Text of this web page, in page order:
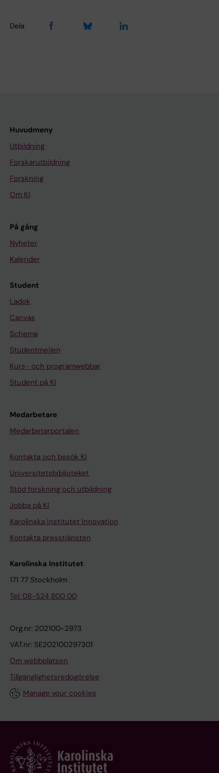
Dela
Huvudmeny
Utbildning
Forskarutbildning
Forskning
Om KI
På gång
Nyheter
Kalender
Student
Ladok
Canvas
Schema
Studentmejlen
Kurs- och programwebbar
Student på KI
Medarbetare
Medarbetarportalen
Kontakta och besök KI
Universitetsbiblioteket
Stöd forskning och utbildning
Jobba på KI
Karolinska Institutet Innovation
Kontakta presstjänsten
Karolinska Institutet
171 77 Stockholm
Tel: 08-524 800 00
Org.nr: 202100-2973
VAT.nr: SE202100297301
Om webbplatsen
Tillgänglighetsredogörelse
Manage your cookies